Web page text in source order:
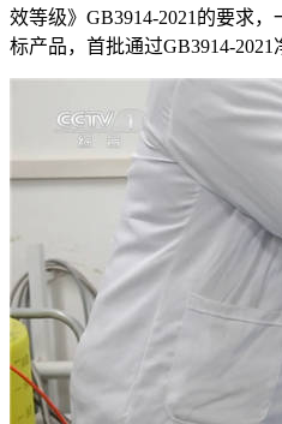
效等级》GB3914-2021的要求
标产品，首批通过GB3914-2021